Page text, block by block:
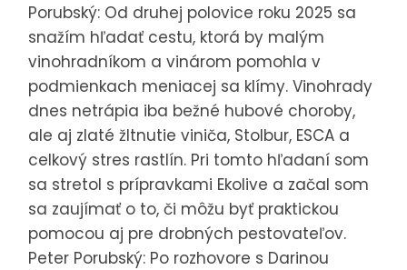
Porubský: Od druhej polovice roku 2025 sa
snažím hľadať cestu, ktorá by malým
vinohradníkom a vinárom pomohla v
podmienkach meniacej sa klímy. Vinohrady
dnes netrápia iba bežné hubové choroby,
ale aj zlaté žltnutie viniča, Stolbur, ESCA a
celkový stres rastlín. Pri tomto hľadaní som
sa stretol s prípravkami Ekolive a začal som
sa zaujímať o to, či môžu byť praktickou
pomocou aj pre drobných pestovateľov.
Peter Porubský: Po rozhovore s Darinou